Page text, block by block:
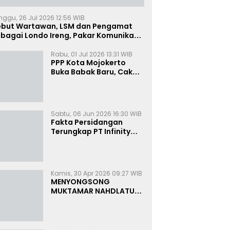
26 Jul 2026 12:56 WIB
Wartawan, LSM dan Pengamat
Londo Ireng, Pakar Komunikasi:
Rabu, 01 Jul 2026 13:31 WIB
PPP Kota Mojokerto
Buka Babak Baru, Cak
Sabtu, 06 Jun 2026 16:30 WIB
Fakta Persidangan
Terungkap PT Infinity
Kamis, 30 Apr 2026 09:27 WIB
MENYONGSONG
MUKTAMAR NAHDLATUL